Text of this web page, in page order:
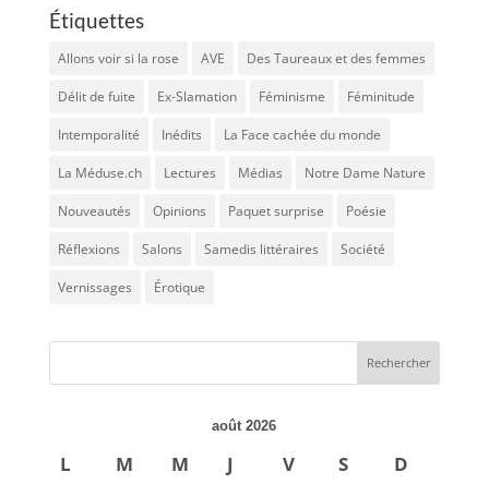
Étiquettes
Allons voir si la rose AVE Des Taureaux et des femmes
Délit de fuite Ex-Slamation Féminisme Féminitude
Intemporalité Inédits La Face cachée du monde
La Méduse.ch Lectures Médias Notre Dame Nature
Nouveautés Opinions Paquet surprise Poésie
Réflexions Salons Samedis littéraires Société
Vernissages Érotique
août 2026
L M M J V S D